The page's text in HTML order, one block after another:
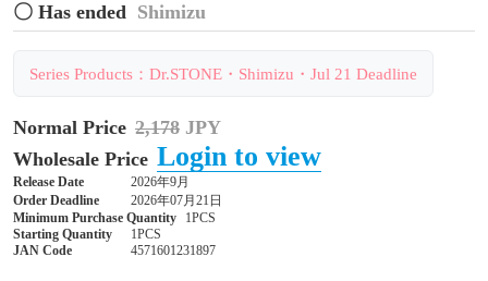
〇 Has ended Shimizu
Series Products：Dr.STONE・Shimizu・Jul 21 Deadline
Normal Price 2,178 JPY
Wholesale Price Login to view
Release Date
2026年9月
Order Deadline
2026年07月21日
Minimum Purchase Quantity
1PCS
Starting Quantity
1PCS
JAN Code
4571601231897